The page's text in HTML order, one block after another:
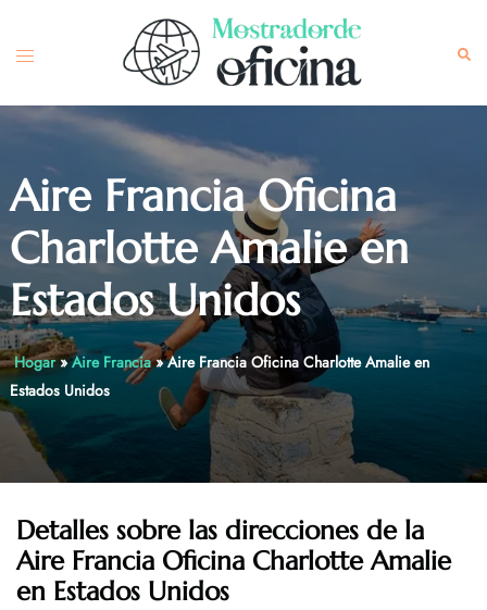
content
Toggle
Aire Francia Oficina
Charlotte Amalie en
Estados Unidos
Hogar»Aire Francia»Aire Francia Oficina Charlotte Amalie en
Estados Unidos
Detalles sobre las direcciones de la
Aire Francia Oficina Charlotte Amalie
en Estados Unidos